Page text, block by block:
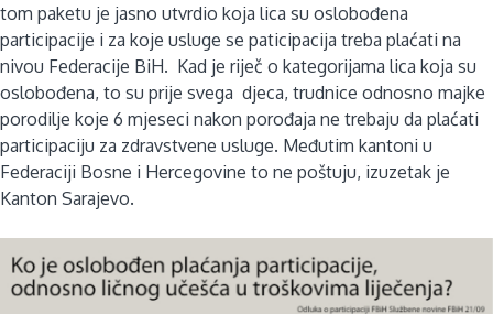
tom paketu je jasno utvrdio koja lica su oslobođena
participacije i za koje usluge se paticipacija treba plaćati na
nivou Federacije BiH. Kad je riječ o kategorijama lica koja su
oslobođena, to su prije svega djeca, trudnice odnosno majke
porodilje koje 6 mjeseci nakon porođaja ne trebaju da plaćati
participaciju za zdravstvene usluge. Međutim kantoni u
Federaciji Bosne i Hercegovine to ne poštuju, izuzetak je
Kanton Sarajevo.